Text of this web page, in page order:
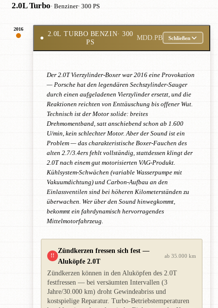
2.0L Turbo· Benziner· 300 PS
2016
●
2.0L TURBO BENZIN· 300
PS
MDD.PB Schließen
Der 2.0T Vierzylinder-Boxer war 2016 eine Provokation
— Porsche hat den legendären Sechszylinder-Sauger
durch einen aufgeladenen Vierzylinder ersetzt, und die
Reaktionen reichten von Enttäuschung bis offener Wut.
Technisch ist der Motor solide: breites
Drehmomentband, satt anschiebend schon ab 1.600
U/min, kein schlechter Motor. Aber der Sound ist ein
Problem — das charakteristische Boxer-Fauchen des
alten 2.7/3.4ers fehlt vollständig, stattdessen klingt der
2.0T nach einem gut motorisierten VAG-Produkt.
Kühlsystem-Schwächen (variable Wasserpumpe mit
Vakuumdichtung) und Carbon-Aufbau an den
Einlassventilen sind bei höheren Kilometerständen zu
überwachen. Wer über den Sound hinwegkommt,
bekommt ein fahrdynamisch hervorragendes
Mittelmotorfahrzeug.
!!
Zündkerzen fressen sich fest —
Aluköpfe 2.0T
ab 35.000 km
Zündkerzen können in den Aluköpfen des 2.0T
festfressen — bei versäumten Intervallen (3
Jahre/30.000 km) droht Gewindeabriss und
kostspielige Reparatur. Turbo-Betriebstemperaturen